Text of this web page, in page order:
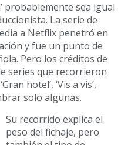
probablemente sea igual
La serie de
a Netflix penetró en
y fue un punto de
Pero los créditos de
series que recorrieron
hotel’, ‘Vis a vis’,
solo algunas.
Su recorrido explica el
peso del fichaje, pero